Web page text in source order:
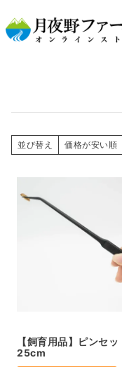
並び替え 価格が安い順
【飼育用品】ピンセッ
25cm